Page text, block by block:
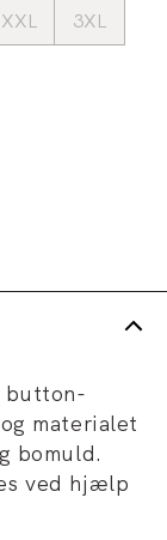
XXL
3XL
button-
materialet
bomuld.
ved hjælp